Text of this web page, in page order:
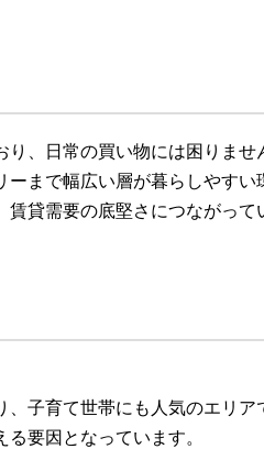
、日常の買い物には困りませ
まで幅広い層が暮らしやすい
貸需要の底堅さにつながって
子育て世帯にも人気のエリア
要因となっています。